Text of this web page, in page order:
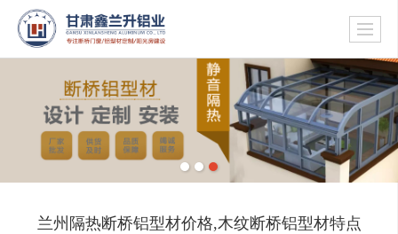
兰州隔热断桥铝型材价格,木纹断桥铝型材特点